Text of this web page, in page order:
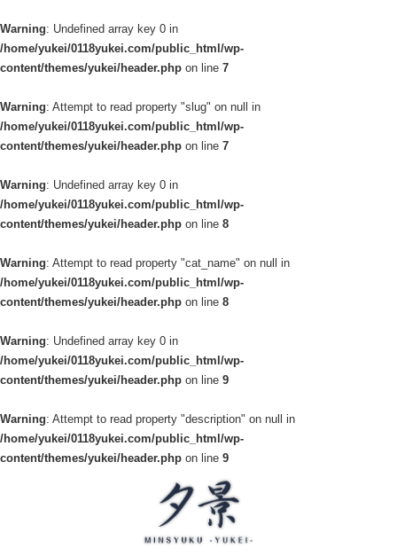
Warning: Undefined array key 0 in
/home/yukei/0118yukei.com/public_html/wp-
content/themes/yukei/header.php on line 7
Warning: Attempt to read property "slug" on null in
/home/yukei/0118yukei.com/public_html/wp-
content/themes/yukei/header.php on line 7
Warning: Undefined array key 0 in
/home/yukei/0118yukei.com/public_html/wp-
content/themes/yukei/header.php on line 8
Warning: Attempt to read property "cat_name" on null in
/home/yukei/0118yukei.com/public_html/wp-
content/themes/yukei/header.php on line 8
Warning: Undefined array key 0 in
/home/yukei/0118yukei.com/public_html/wp-
content/themes/yukei/header.php on line 9
Warning: Attempt to read property "description" on null in
/home/yukei/0118yukei.com/public_html/wp-
content/themes/yukei/header.php on line 9